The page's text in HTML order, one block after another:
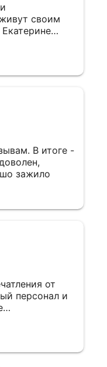
своим
В итоге -
зажило
от
персонал и
комфортно